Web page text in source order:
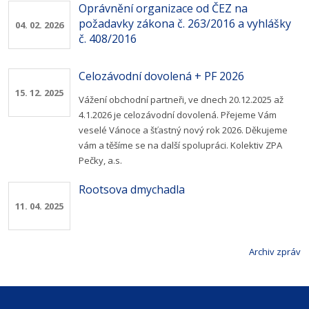
04. 02. 2026
Oprávnění organizace od ČEZ na
požadavky zákona č. 263/2016 a vyhlášky
č. 408/2016
15. 12. 2025
Celozávodní dovolená + PF 2026
Vážení obchodní partneři, ve dnech 20.12.2025 až
4.1.2026 je celozávodní dovolená. Přejeme Vám
veselé Vánoce a šťastný nový rok 2026. Děkujeme
vám a těšíme se na další spolupráci. Kolektiv ZPA
Pečky, a.s.
11. 04. 2025
Rootsova dmychadla
Archiv zpráv